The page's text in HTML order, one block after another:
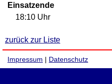
Einsatzende
18:10 Uhr
zurück zur Liste
Impressum | Datenschutz